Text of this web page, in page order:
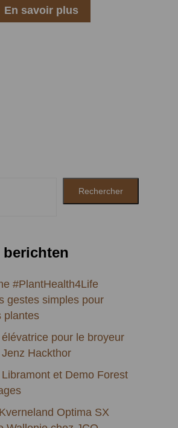
une remorque militaire
avancée à huit essieux
En savoir plus
Rechercher
berichten
#PlantHealth4Life
gestes simples pour
plantes
pour le broyeur
Hackthor
et Demo Forest
Optima SX